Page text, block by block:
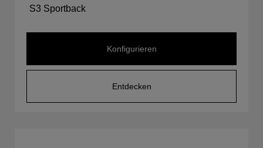
S3 Sportback
Konfigurieren
Entdecken